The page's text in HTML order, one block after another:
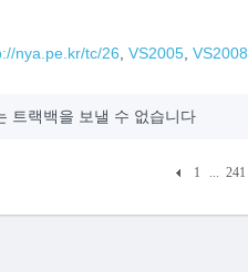
nya.pe.kr/tc/26 VS2005 VS2008
트랙백을 보낼 수 없습니다
1 ... 241